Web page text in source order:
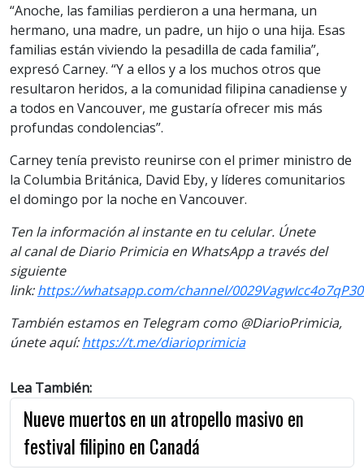
“Anoche, las familias perdieron a una hermana, un
hermano, una madre, un padre, un hijo o una hija. Esas
familias están viviendo la pesadilla de cada familia”,
expresó Carney. “Y a ellos y a los muchos otros que
resultaron heridos, a la comunidad filipina canadiense y
a todos en Vancouver, me gustaría ofrecer mis más
profundas condolencias”.
Carney tenía previsto reunirse con el primer ministro de
la Columbia Británica, David Eby, y líderes comunitarios
el domingo por la noche en Vancouver.
Ten la información al instante en tu celular. Únete
al canal de Diario Primicia en WhatsApp a través del
siguiente
link:https://whatsapp.com/channel/
También estamos en Telegram como @DiarioPrimicia,
únete aquí:https://t.me/diarioprimicia
Lea También:
Nueve muertos en un atropello masivo en
festival filipino en Canadá